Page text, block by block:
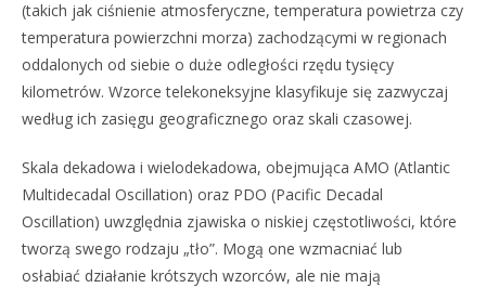
(takich jak ciśnienie atmosferyczne, temperatura powietrza czy
temperatura powierzchni morza) zachodzącymi w regionach
oddalonych od siebie o duże odległości rzędu tysięcy
kilometrów. Wzorce telekoneksyjne klasyfikuje się zazwyczaj
według ich zasięgu geograficznego oraz skali czasowej.
Skala dekadowa i wielodekadowa, obejmująca AMO (Atlantic
Multidecadal Oscillation) oraz PDO (Pacific Decadal
Oscillation) uwzględnia zjawiska o niskiej częstotliwości, które
tworzą swego rodzaju „tło”. Mogą one wzmacniać lub
osłabiać działanie krótszych wzorców, ale nie mają